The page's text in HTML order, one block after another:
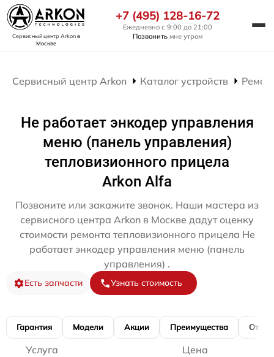
Сервисный центр Arkonв
Москве
+7 (495) 128-16-72
Ежедневно с 9:00 до 21:00
Позвонить мне утром
Сервисный центр Arkon Каталог устройств
Не работает энкодер управления
меню (панель управления)
тепловизионного прицела
Arkon Alfa
Позвоните или закажите звонок. Наши мастера из
сервисного центра Arkon в Москве дадут оценку
стоимости ремонта тепловизионного прицела Не
работает энкодер управления меню (панель
управления) .
Есть запчасти Узнать стоимость
Гарантия Модели Акции Преимущества
Услуга Цена